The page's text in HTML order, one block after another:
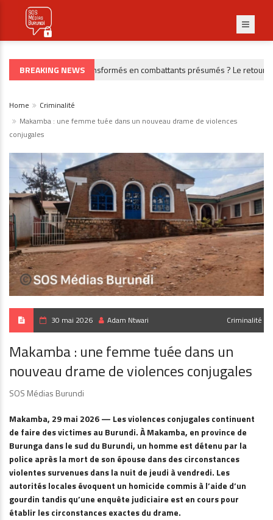
BREAKING NEWS
RDC Des civils transformés en combattants présumés ? Le retour de
Home
Criminalité
Makamba : une femme tuée dans un nouveau drame de violences
conjugales
30 mai 2026 Adam Ntwari Criminalité
Makamba : une femme tuée dans un
nouveau drame de violences conjugales
SOS Médias Burundi
Makamba, 29 mai 2026 — Les violences conjugales continuent
de faire des victimes au Burundi. À Makamba, en province de
Burunga dans le sud du Burundi, un homme est détenu par la
police après la mort de son épouse dans des circonstances
violentes survenues dans la nuit de jeudi à vendredi. Les
autorités locales évoquent un homicide commis à l’aide d’un
gourdin tandis qu’une enquête judiciaire est en cours pour
établir les circonstances exactes du drame.